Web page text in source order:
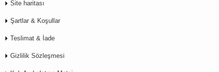
Site haritası
Şartlar & Koşullar
Teslimat & İade
Gizlilik Sözleşmesi